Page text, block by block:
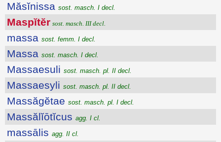
Măsĭnissa sost. masch. I decl.
Maspĭtĕr sost. masch. III decl.
massa sost. femm. I decl.
Massa sost. masch. I decl.
Massaesuli sost. masch. pl. II decl.
Massaesyli sost. masch. pl. II decl.
Massăgĕtae sost. masch. pl. I decl.
Massălĭōtĭcus agg. I cl.
massālis agg. II cl.